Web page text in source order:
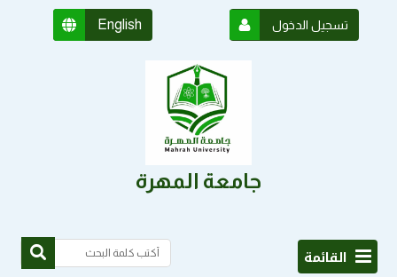
English تسجيل الدخول
جامعة المهرة
القائمة